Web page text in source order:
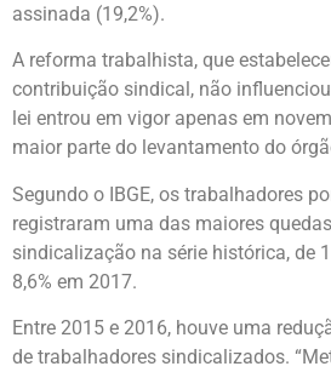
assinada (19,2%).
A reforma trabalhista, que
contribuição sindical, não
lei entrou em vigor apenas em
maior parte do levantamento do
Segundo o IBGE, os trabalhadores
registraram uma das maiores
sindicalização na série histórica, de
8,6% em 2017.
Entre 2015 e 2016, houve uma
de trabalhadores sindicalizados.